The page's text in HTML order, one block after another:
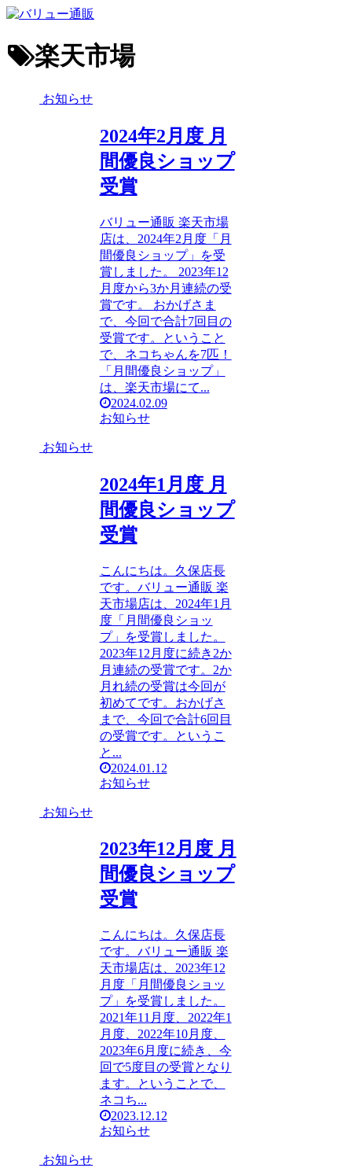
楽天市場
お知らせ
2024年2月度 月
間優良ショップ
受賞
バリュー通販 楽天市場
店は、2024年2月度「月
間優良ショップ」を受
賞しました。 2023年12
月度から3か月連続の受
賞です。 おかげさま
で、今回で合計7回目の
受賞です。ということ
で、ネコちゃんを7匹！
「月間優良ショップ」
は、楽天市場にて...
2024.02.09
お知らせ
お知らせ
2024年1月度 月
間優良ショップ
受賞
こんにちは。久保店長
です。バリュー通販 楽
天市場店は、2024年1月
度「月間優良ショッ
プ」を受賞しました。
2023年12月度に続き2か
月連続の受賞です。2か
月れ続の受賞は今回が
初めてです。おかげさ
まで、今回で合計6回目
の受賞です。というこ
と...
2024.01.12
お知らせ
お知らせ
2023年12月度 月
間優良ショップ
受賞
こんにちは。久保店長
です。バリュー通販 楽
天市場店は、2023年12
月度「月間優良ショッ
プ」を受賞しました。
2021年11月度、2022年1
月度、2022年10月度、
2023年6月度に続き、今
回で5度目の受賞となり
ます。ということで、
ネコち...
2023.12.12
お知らせ
お知らせ